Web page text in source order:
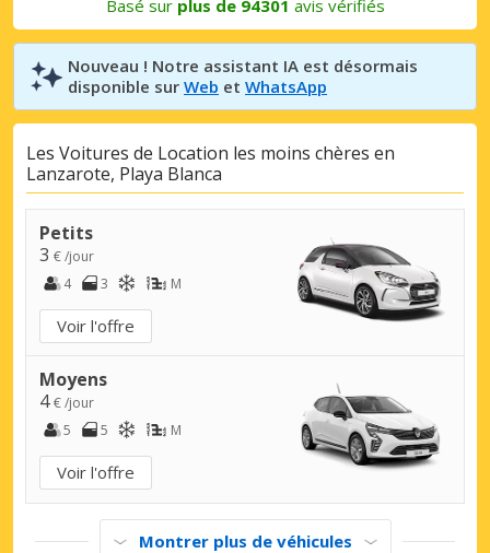
Basé sur plus de 94301 avis vérifiés
Nouveau ! Notre assistant IA est désormais
disponible sur Web et WhatsApp
Les Voitures de Location les moins chères en
Lanzarote, Playa Blanca
Petits
3 € /jour
4
3 M
Voir l'offre
Moyens
4€ /jour
5
5 M
Voir l'offre
Montrer plus de véhicules